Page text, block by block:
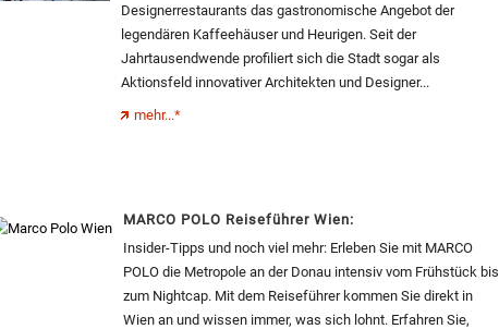
Designerrestaurants das gastronomische Angebot der
legendären Kaffeehäuser und Heurigen. Seit der
Jahrtausendwende profiliert sich die Stadt sogar als
Aktionsfeld innovativer Architekten und Designer...
mehr...*
MARCO POLO Reiseführer Wien:
Insider-Tipps und noch viel mehr: Erleben Sie mit MARCO
POLO die Metropole an der Donau intensiv vom Frühstück bis
zum Nightcap. Mit dem Reiseführer kommen Sie direkt in
Wien an und wissen immer, was sich lohnt. Erfahren Sie,